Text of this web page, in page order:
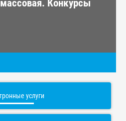
Конкурсы
услуги